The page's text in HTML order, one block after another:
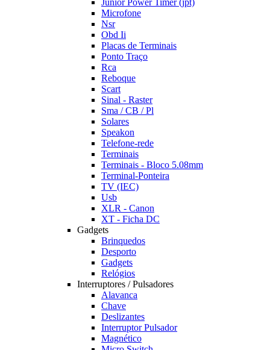
Junior Power Timer (jpt)
Microfone
Nsr
Obd Ii
Placas de Terminais
Ponto Traço
Rca
Reboque
Scart
Sinal - Raster
Sma / CB / Pl
Solares
Speakon
Telefone-rede
Terminais
Terminais - Bloco 5.08mm
Terminal-Ponteira
TV (IEC)
Usb
XLR - Canon
XT - Ficha DC
Gadgets
Brinquedos
Desporto
Gadgets
Relógios
Interruptores / Pulsadores
Alavanca
Chave
Deslizantes
Interruptor Pulsador
Magnético